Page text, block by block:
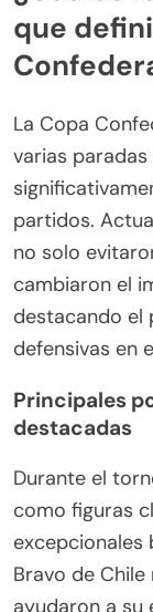
que
La Copa
varias
partidos.
no solo
cambiaron el
destacando el
defensivas en
Principales
destacadas
Durante el
como figuras
excepcionales
Bravo de
ayudaron a su